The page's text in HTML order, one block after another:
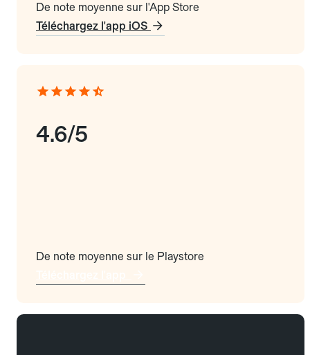
De note moyenne sur l'App Store
Téléchargez l'app iOS
4.6/5
De note moyenne sur le Playstore